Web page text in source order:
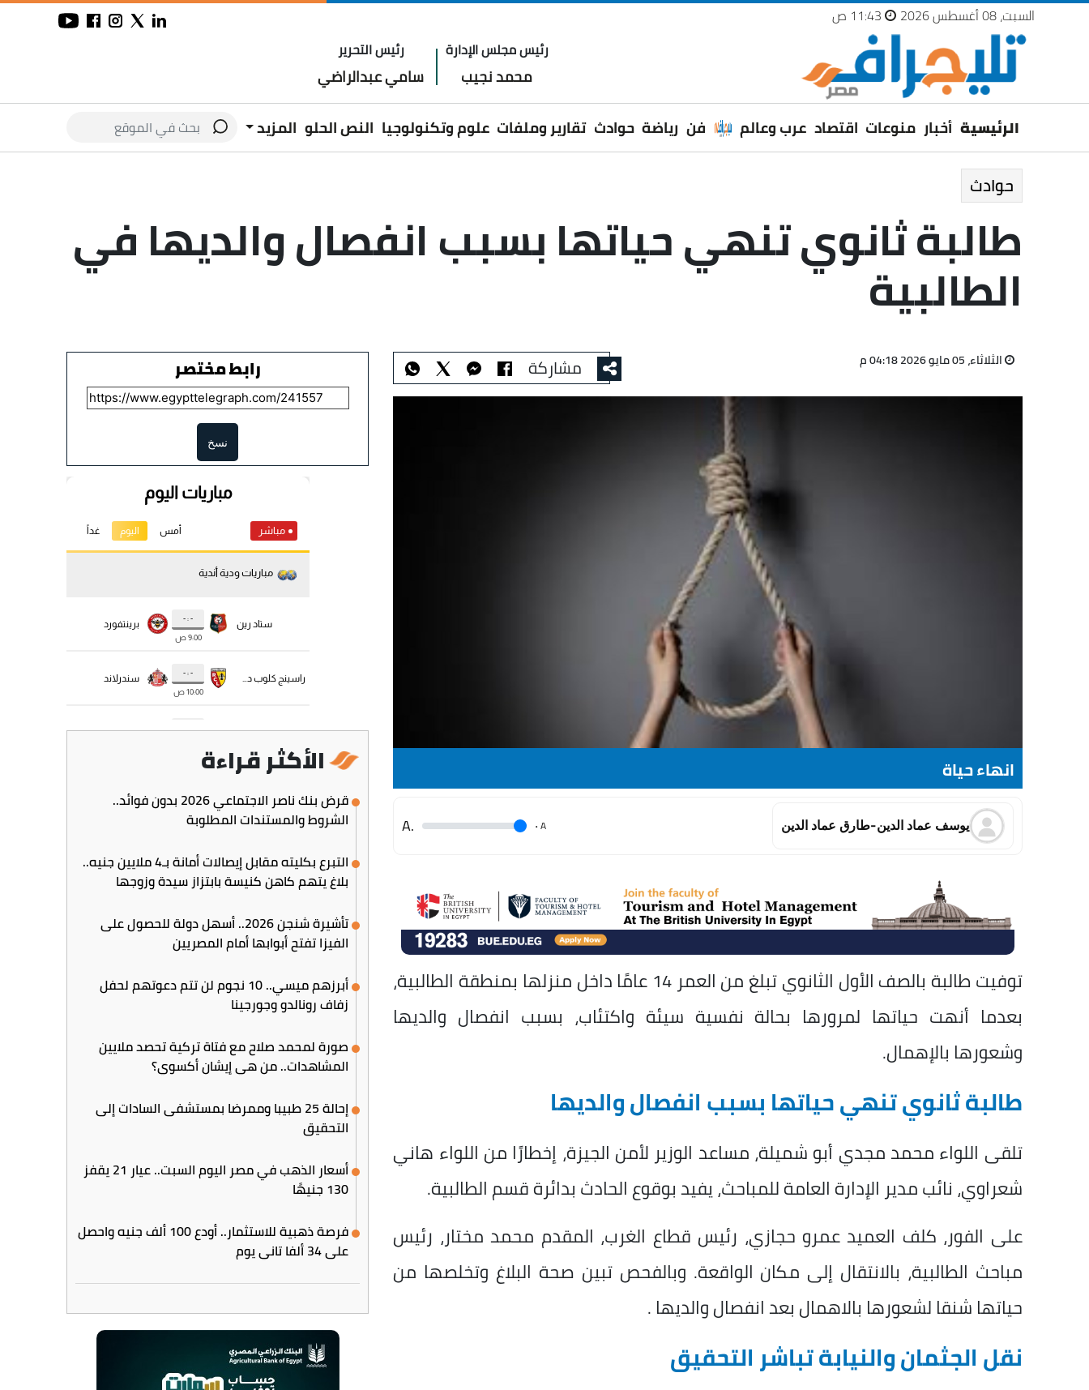
السبت، 08 أغسطس 2026
رئيس مجلس الإدارة
محمد نجيب
رئيس التحرير
سامي عبدالراضي
الرئيسية أخبار منوعات اقتصاد عرب وعالم فن رياضة حوادث تقارير وملفات علوم وتكنولوجيا النص الحلو المزيد
حوادث
طالبة ثانوي تنهي حياتها بسبب انفصال والديها في
الطالبية
الثلاثاء، 05 مايو 2026 04:18 م مشاركة
انهاء حياة
يوسف عماد الدين-طارق عماد الدين A
.
.A
توفيت طالبة بالصف الأول الثانوي تبلغ من العمر 14 عامًا داخل منزلها بمنطقة الطالبية،
بعدما أنهت حياتها لمرورها بحالة نفسية سيئة واكتئاب، بسبب انفصال والديها
وشعورها بالإهمال.
طالبة ثانوي تنهي حياتها بسبب انفصال والديها
تلقى اللواء محمد مجدي أبو شميلة، مساعد الوزير لأمن الجيزة، إخطارًا من اللواء هاني
شعراوي، نائب مدير الإدارة العامة للمباحث، يفيد بوقوع الحادث بدائرة قسم الطالبية.
على الفور، كلف العميد عمرو حجازي، رئيس قطاع الغرب، المقدم محمد مختار، رئيس
مباحث الطالبية، بالانتقال إلى مكان الواقعة. وبالفحص تبين صحة البلاغ وتخلصها من
حياتها شنقا لشعورها بالاهمال بعد انفصال والديها .
نقل الجثمان والنيابة تباشر التحقيق
رابط مختصر
نسخ
الأكثر قراءة
قرض بنك ناصر الاجتماعي 2026 بدون فوائد..
الشروط والمستندات المطلوبة
التبرع بكليته مقابل إيصالات أمانة بـ4 ملايين جنيه..
بلاغ يتهم كاهن كنيسة بابتزاز سيدة وزوجها
تأشيرة شنجن 2026.. أسهل دولة للحصول على
الفيزا تفتح أبوابها أمام المصريين
أبرزهم ميسي.. 10 نجوم لن تتم دعوتهم لحفل
زفاف رونالدو وجورجينا
صورة لمحمد صلاح مع فتاة تركية تحصد ملايين
المشاهدات.. من هي إيشان أكسوي؟
إحالة 25 طبيبا وممرضا بمستشفى السادات إلى
التحقيق
أسعار الذهب في مصر اليوم السبت.. عيار 21 يقفز
130 جنيهًا
فرصة ذهبية للاستثمار.. أودع 100 ألف جنيه واحصل
على 34 ألفا تاني يوم